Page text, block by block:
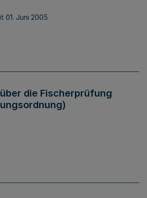
01. Juni 2005
die Fischerprüfung